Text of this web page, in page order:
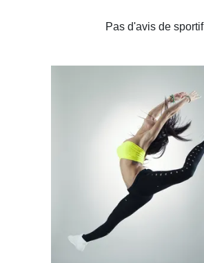
Pas d'avis de sportif